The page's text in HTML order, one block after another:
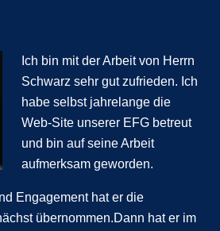
Ich bin mit der Arbeit von Herrn
Schwarz sehr gut zufrieden. Ich
habe selbst jahrelange die
Web-Site unserer EFG betreut
und bin auf seine Arbeit
aufmerksam geworden.
Engagement hat er die
übernommen.Dann hat er im